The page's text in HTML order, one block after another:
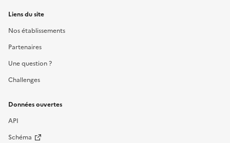
Liens du site
Nos établissements
Partenaires
Une question ?
Challenges
Données ouvertes
API
Schéma